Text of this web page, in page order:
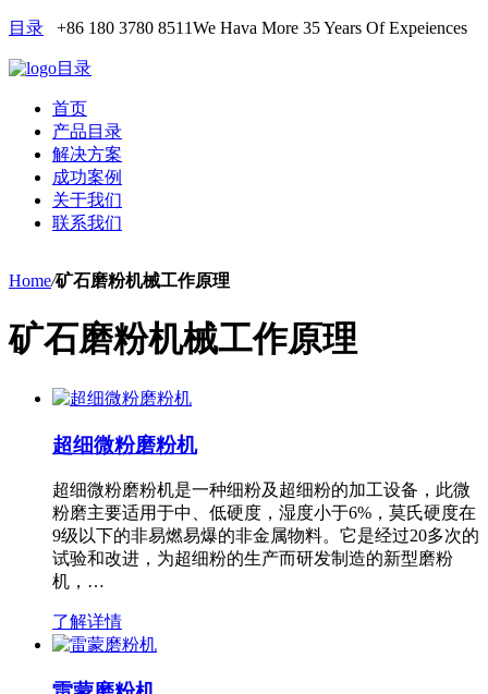
目录 +86 180 3780 8511We Hava More 35 Years Of Expeiences
目录
首页
产品目录
解决方案
成功案例
关于我们
联系我们
Home/矿石磨粉机械工作原理
矿石磨粉机械工作原理
超细微粉磨粉机
超细微粉磨粉机是一种细粉及超细粉的加工设备，此微
粉磨主要适用于中、低硬度，湿度小于6%，莫氏硬度在
9级以下的非易燃易爆的非金属物料。它是经过20多次的
试验和改进，为超细粉的生产而研发制造的新型磨粉
机，…
了解详情